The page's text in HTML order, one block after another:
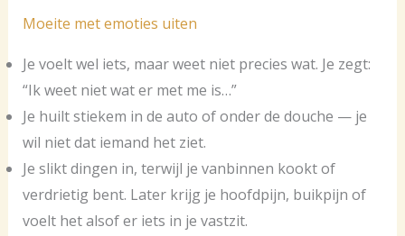
Moeite met emoties uiten
Je voelt wel iets, maar weet niet precies wat. Je zegt:
“Ik weet niet wat er met me is…”
Je huilt stiekem in de auto of onder de douche — je
wil niet dat iemand het ziet.
Je slikt dingen in, terwijl je vanbinnen kookt of
verdrietig bent. Later krijg je hoofdpijn, buikpijn of
voelt het alsof er iets in je vastzit.